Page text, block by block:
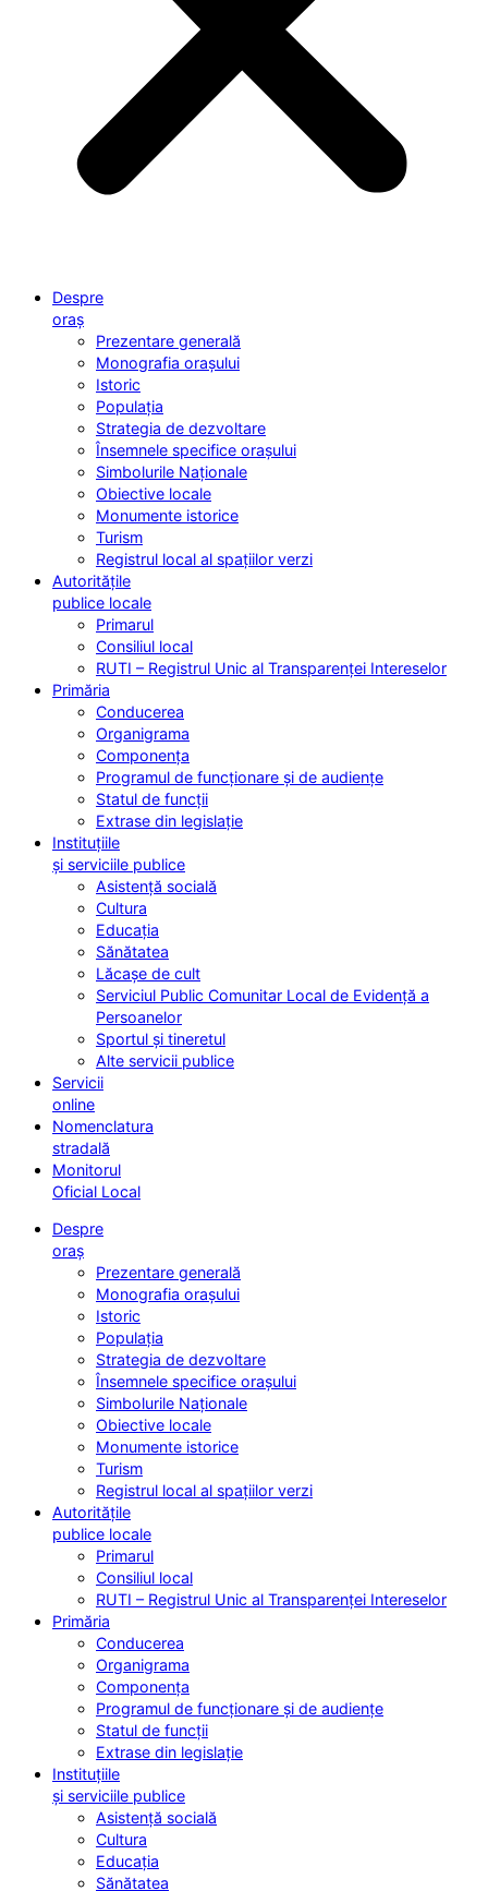
Despre
oraș
Prezentare generală
Monografia orașului
Istoric
Populația
Strategia de dezvoltare
Însemnele specifice orașului
Simbolurile Naționale
Obiective locale
Monumente istorice
Turism
Registrul local al spațiilor verzi
Autoritățile
publice locale
Primarul
Consiliul local
RUTI – Registrul Unic al Transparenței Intereselor
Primăria
Conducerea
Organigrama
Componența
Programul de funcționare și de audiențe
Statul de funcții
Extrase din legislație
Instituțiile
și serviciile publice
Asistență socială
Cultura
Educația
Sănătatea
Lăcașe de cult
Serviciul Public Comunitar Local de Evidență a
Persoanelor
Sportul și tineretul
Alte servicii publice
Servicii
online
Nomenclatura
stradală
Monitorul
Oficial Local
Despre
oraș
Prezentare generală
Monografia orașului
Istoric
Populația
Strategia de dezvoltare
Însemnele specifice orașului
Simbolurile Naționale
Obiective locale
Monumente istorice
Turism
Registrul local al spațiilor verzi
Autoritățile
publice locale
Primarul
Consiliul local
RUTI – Registrul Unic al Transparenței Intereselor
Primăria
Conducerea
Organigrama
Componența
Programul de funcționare și de audiențe
Statul de funcții
Extrase din legislație
Instituțiile
și serviciile publice
Asistență socială
Cultura
Educația
Sănătatea